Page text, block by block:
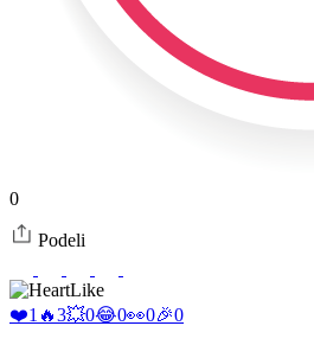
0
Podeli
Like
❤️1 🔥3💥0😂0👀0🎉0